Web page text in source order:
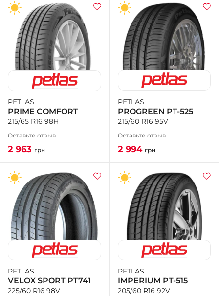
PETLAS
PRIME COMFORT
215/65 R16 98H
Оставьте отзыв
2 963 грн
PETLAS
PROGREEN PT-525
215/60 R16 95V
Оставьте отзыв
2 994 грн
PETLAS
VELOX SPORT PT741
225/60 R16 98V
PETLAS
IMPERIUM PT-515
205/60 R16 92V